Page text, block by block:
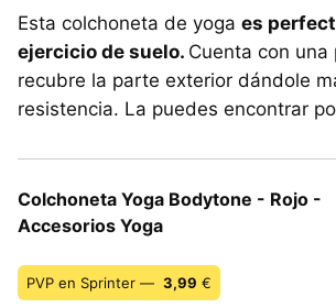
Esta colchoneta de yoga es
ejercicio de suelo. Cuenta con una
recubre la parte exterior dándole
resistencia. La puedes encontrar
Colchoneta Yoga Bodytone - Rojo -
Accesorios Yoga
PVP en Sprinter — 3,99 €